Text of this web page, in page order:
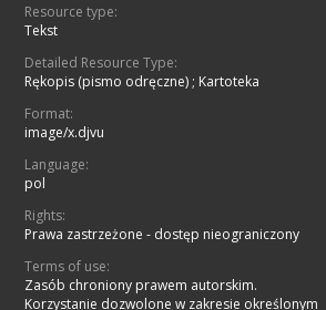
Resource type:
Tekst
Detailed Resource Type:
Rękopis (pismo odręczne) ; Kartoteka
Format:
image/x.djvu
Language:
pol
Rights:
Prawa zastrzeżone - dostęp nieograniczony
Terms of use:
Zasób chroniony prawem autorskim.
Korzystanie dozwolone w zakresie określonym